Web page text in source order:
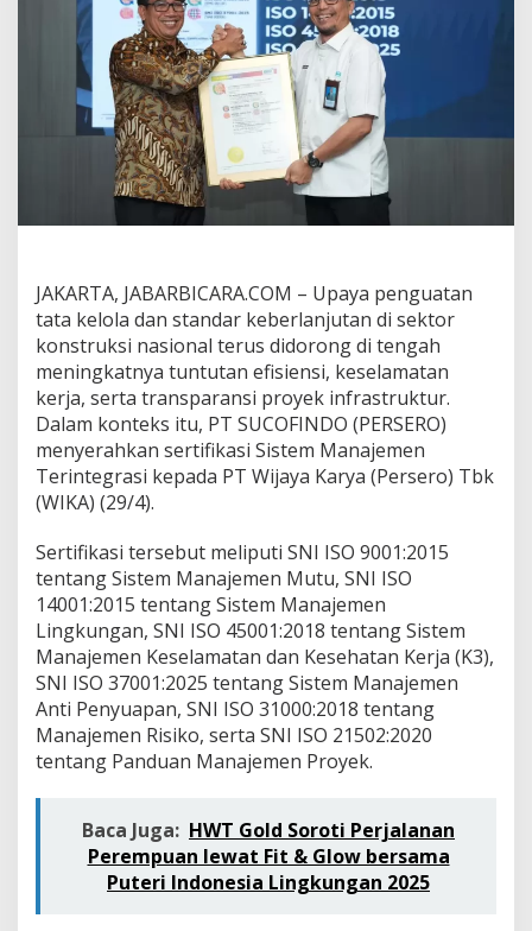
i
k
a
s
T
W
a
K
a
r
y
(
P
e
r
o
)
T
b
k
,
D
o
r
o
n
t
a
n
JAKARTA, JABARBICARA.COM – Upaya penguatan
tata kelola dan standar keberlanjutan di sektor
konstruksi nasional terus didorong di tengah
meningkatnya tuntutan efisiensi, keselamatan
kerja, serta transparansi proyek infrastruktur.
Dalam konteks itu, PT SUCOFINDO (PERSERO)
menyerahkan sertifikasi Sistem Manajemen
Terintegrasi kepada PT Wijaya Karya (Persero) Tbk
(WIKA) (29/4).
Sertifikasi tersebut meliputi SNI ISO 9001:2015
tentang Sistem Manajemen Mutu, SNI ISO
14001:2015 tentang Sistem Manajemen
Lingkungan, SNI ISO 45001:2018 tentang Sistem
Manajemen Keselamatan dan Kesehatan Kerja (K3),
SNI ISO 37001:2025 tentang Sistem Manajemen
Anti Penyuapan, SNI ISO 31000:2018 tentang
Manajemen Risiko, serta SNI ISO 21502:2020
tentang Panduan Manajemen Proyek.
Baca Juga: HWT Gold Soroti Perjalanan
Perempuan lewat Fit & Glow bersama
Puteri Indonesia Lingkungan 2025